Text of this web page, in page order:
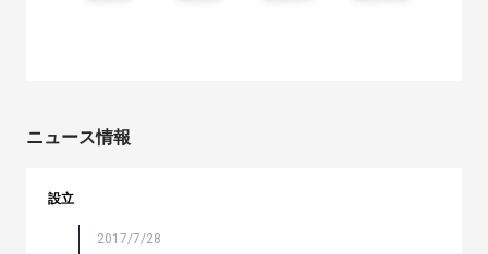
ニュース情報
設立
2017/7/28